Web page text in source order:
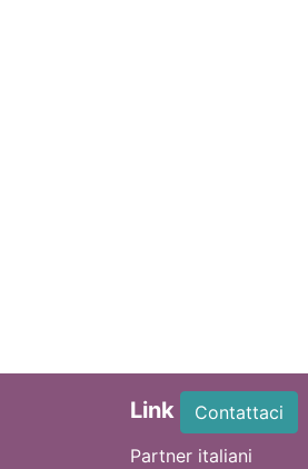
Link
Contattaci
Partner italiani